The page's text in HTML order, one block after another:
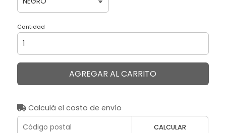
Cantidad
AGREGAR AL CARRITO
Calculá el costo de envío
CALCULAR